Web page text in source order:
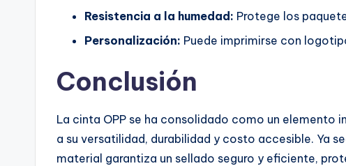
Resistencia a la humedad: Protege los
Personalización: Puede imprimirse con
Conclusión
La cinta OPP se ha consolidado como un elemento
a su versatilidad, durabilidad y costo accesible. Ya
material garantiza un sellado seguro y eficiente,